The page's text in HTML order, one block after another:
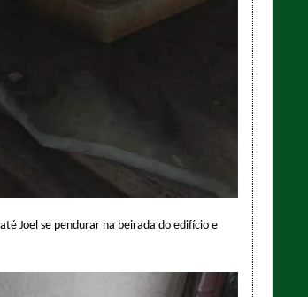
Joel se pendurar na beirada do edifício e